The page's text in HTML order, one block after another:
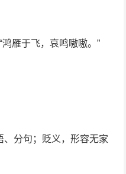
雁于飞，哀鸣嗷嗷。”
、分句；贬义，形容无家